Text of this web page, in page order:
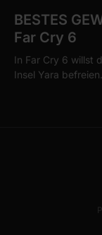
BESTES
Far Cry 6
In Far Cry 6 willst
Insel Yara